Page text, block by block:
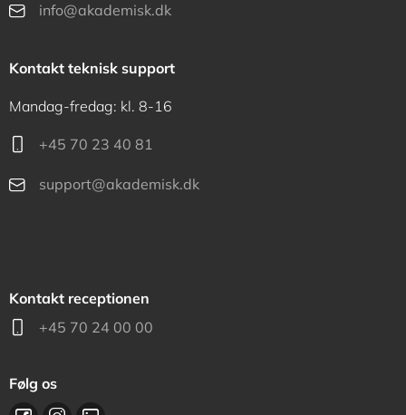
info@akademisk.dk
Kontakt teknisk support
Mandag-fredag: kl. 8-16
+45 70 23 40 81
support@akademisk.dk
Kontakt receptionen
+45 70 24 00 00
Følg os